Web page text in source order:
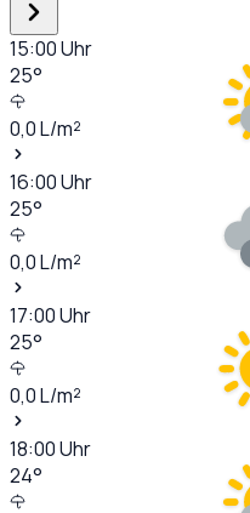
15:00Uhr
25°
0,0L/m²
16:00Uhr
25°
0,0L/m²
17:00Uhr
25°
0,0L/m²
18:00Uhr
24°